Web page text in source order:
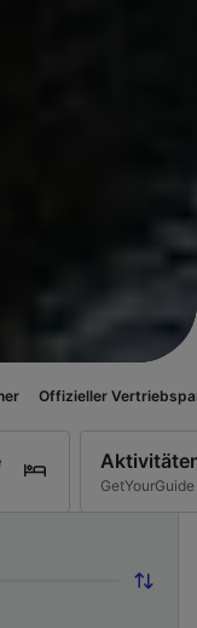
Vertriebspartner
GetYourGuide